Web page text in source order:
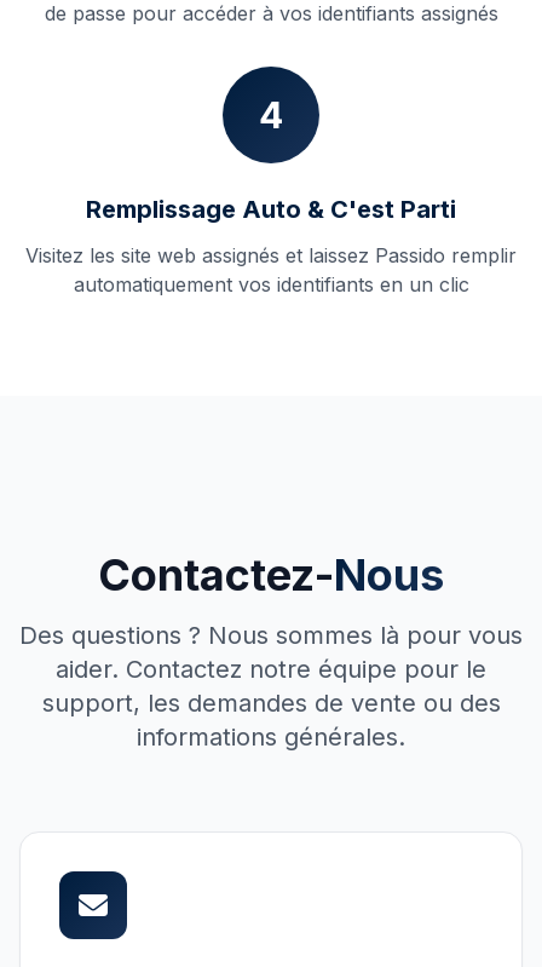
de passe pour accéder à vos identifiants assignés
4
Remplissage Auto & C'est Parti
Visitez les site web assignés et laissez Passido remplir
automatiquement vos identifiants en un clic
Contactez-Nous
Des questions ? Nous sommes là pour vous
aider. Contactez notre équipe pour le
support, les demandes de vente ou des
informations générales.